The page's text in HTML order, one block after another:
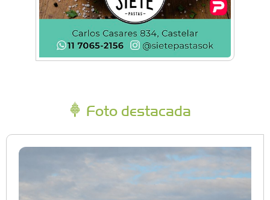
Foto destacada